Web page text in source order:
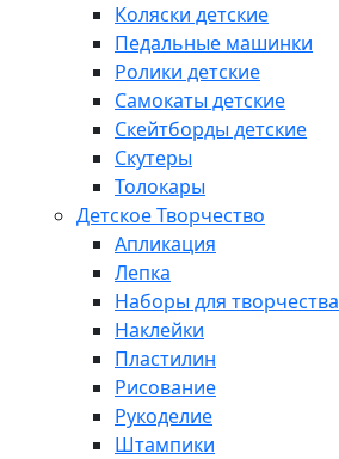
Коляски детские
Педальные машинки
Ролики детские
Самокаты детские
Скейтборды детские
Скутеры
Толокары
Детское Творчество
Апликация
Лепка
Наборы для творчества
Наклейки
Пластилин
Рисование
Рукоделие
Штампики